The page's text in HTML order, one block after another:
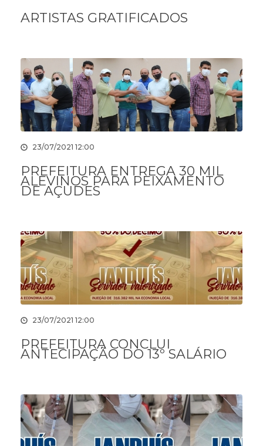
ARTISTAS GRATIFICADOS
23/07/2021 12:00
PREFEITURA ENTREGA 30 MIL
ALEVINOS PARA PEIXAMENTO
DE AÇUDES
23/07/2021 12:00
PREFEITURA CONCLUI
ANTECIPAÇÃO DO 13º SALÁRIO